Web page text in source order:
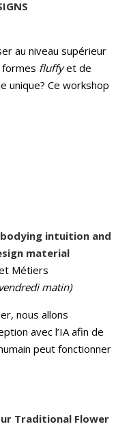
au niveau supérieur
fluffyet de
unique? Ce workshop
intuition and
material
Métiers
matin)
nous allons
avec l’IA afin de
peut fonctionner
Traditional Flower